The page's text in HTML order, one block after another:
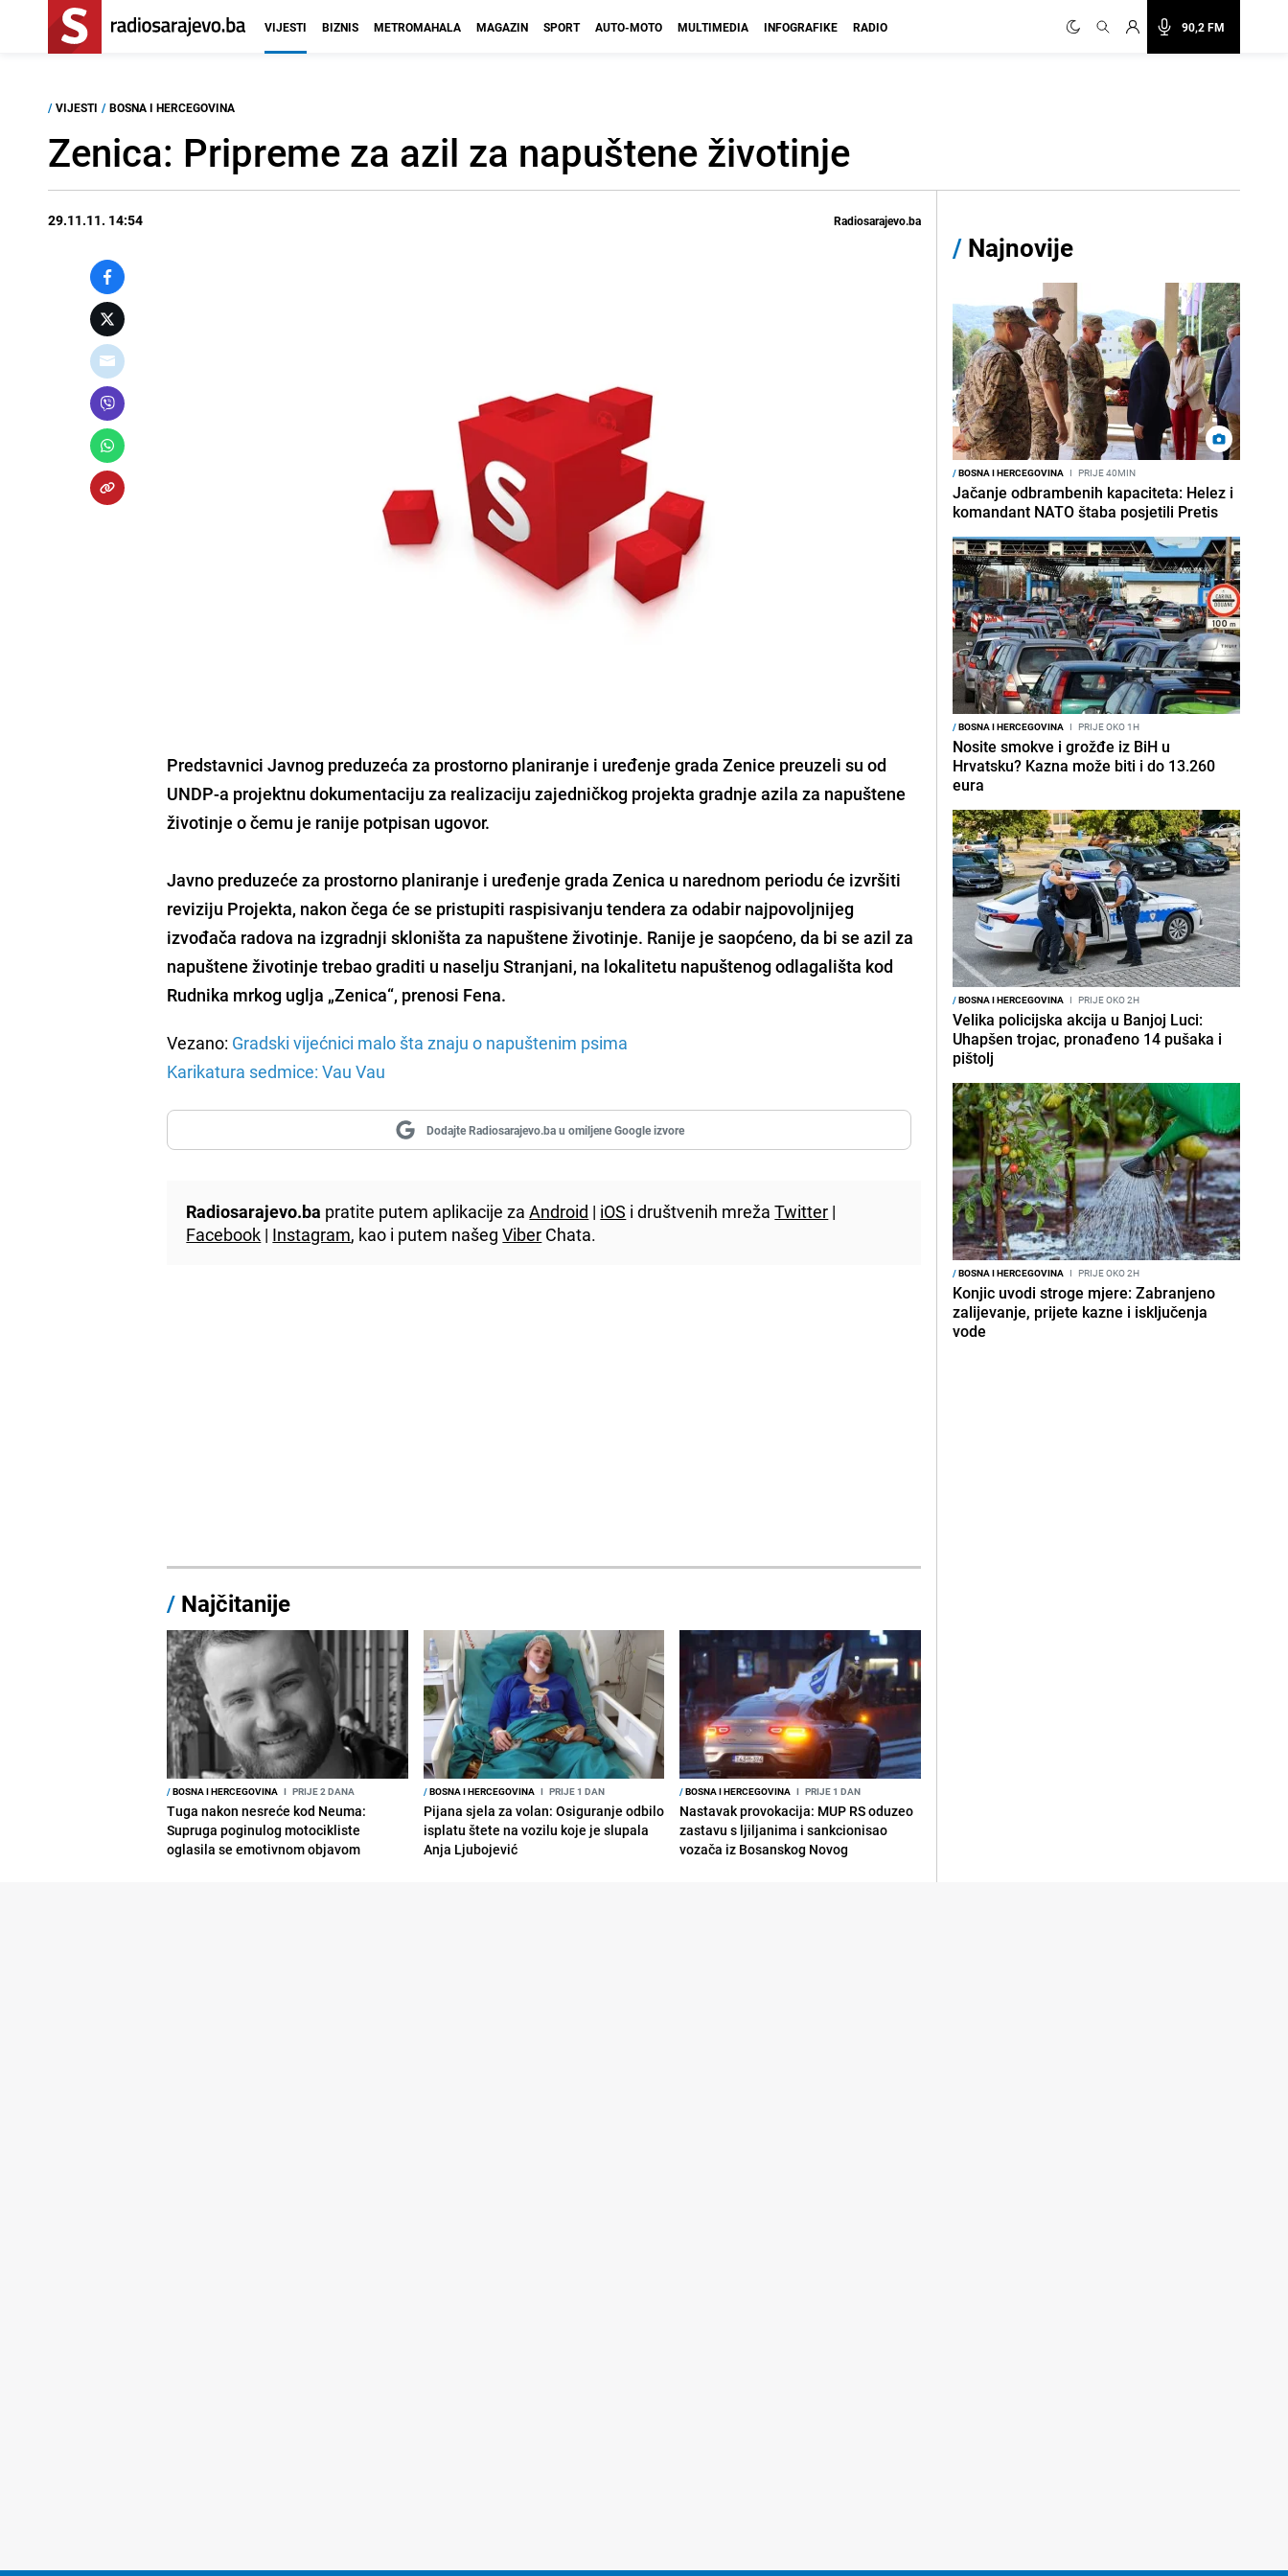
90,2 FM
VIJESTI BIZNIS METROMAHALA MAGAZIN SPORT AUTO-MOTO MULTIMEDIA INFOGRAFIKE RADIO
/ VIJESTI / BOSNA I HERCEGOVINA
Zenica: Pripreme za azil za napuštene životinje
29.11.11. 14:54 Radiosarajevo.ba
Predstavnici Javnog preduzeća za prostorno planiranje i uređenje grada Zenice preuzeli su od
UNDP-a projektnu dokumentaciju za realizaciju zajedničkog projekta gradnje azila za napuštene
životinje o čemu je ranije potpisan ugovor.
Javno preduzeće za prostorno planiranje i uređenje grada Zenica u narednom periodu će izvršiti
reviziju Projekta, nakon čega će se pristupiti raspisivanju tendera za odabir najpovoljnijeg
izvođača radova na izgradnji skloništa za napuštene životinje. Ranije je saopćeno, da bi se azil za
napuštene životinje trebao graditi u naselju Stranjani, na lokalitetu napuštenog odlagališta kod
Rudnika mrkog uglja „Zenica“, prenosi Fena.
Vezano: Gradski vijećnici malo šta znaju o napuštenim psima
Karikatura sedmice: Vau Vau
Dodajte Radiosarajevo.ba u omiljene Google izvore
Radiosarajevo.ba pratite putem aplikacije zaAndroid | iOS i društvenih mrežaTwitter |
Facebook | Instagram, kao i putem našegViber Chata.
/ Najčitanije
/BOSNA I HERCEGOVINA I PRIJE 2 DANA
Tuga nakon nesreće kod Neuma:
Supruga poginulog motocikliste
oglasila se emotivnom objavom
/BOSNA I HERCEGOVINA I PRIJE 1 DAN
Pijana sjela za volan: Osiguranje odbilo
isplatu štete na vozilu koje je slupala
Anja Ljubojević
/BOSNA I HERCEGOVINA I PRIJE 1 DAN
Nastavak provokacija: MUP RS oduzeo
zastavu s ljiljanima i sankcionisao
vozača iz Bosanskog Novog
/ Najnovije
/BOSNA I HERCEGOVINA I PRIJE 40MIN
Jačanje odbrambenih kapaciteta: Helez i
komandant NATO štaba posjetili Pretis
/BOSNA I HERCEGOVINA I PRIJE OKO 1H
Nosite smokve i grožđe iz BiH u
Hrvatsku? Kazna može biti i do 13.260
eura
/BOSNA I HERCEGOVINA I PRIJE OKO 2H
Velika policijska akcija u Banjoj Luci:
Uhapšen trojac, pronađeno 14 pušaka i
pištolj
/BOSNA I HERCEGOVINA I PRIJE OKO 2H
Konjic uvodi stroge mjere: Zabranjeno
zalijevanje, prijete kazne i isključenja
vode